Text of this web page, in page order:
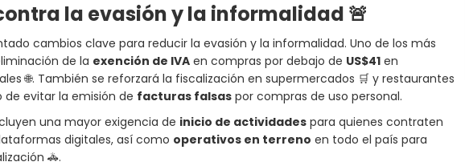
la evasión y la informalidad 🚨
cambios clave para reducir la evasión y la informalidad. Uno de los más
de la exención de IVA en compras por debajo de US$41 en
🌐. También se reforzará la fiscalización en supermercados 🛒 y restaurantes
evitar la emisión de facturas falsas por compras de uso personal.
una mayor exigencia de inicio de actividades para quienes contraten
digitales, así como operativos en terreno en todo el país para
🚓.